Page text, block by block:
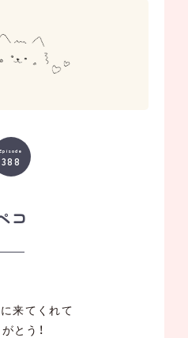
Episode
388
コ
来てくれて
とう！